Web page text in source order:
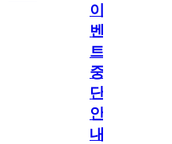
이
벤
트
중
단
안
내